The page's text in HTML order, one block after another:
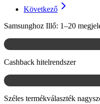
Következő
Samsunghoz Illő: 1–20
Cashback hitelrendszer
Széles termékválaszték